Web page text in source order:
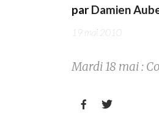
par Damien
19 mai 2010
Mardi 18 mai :
 